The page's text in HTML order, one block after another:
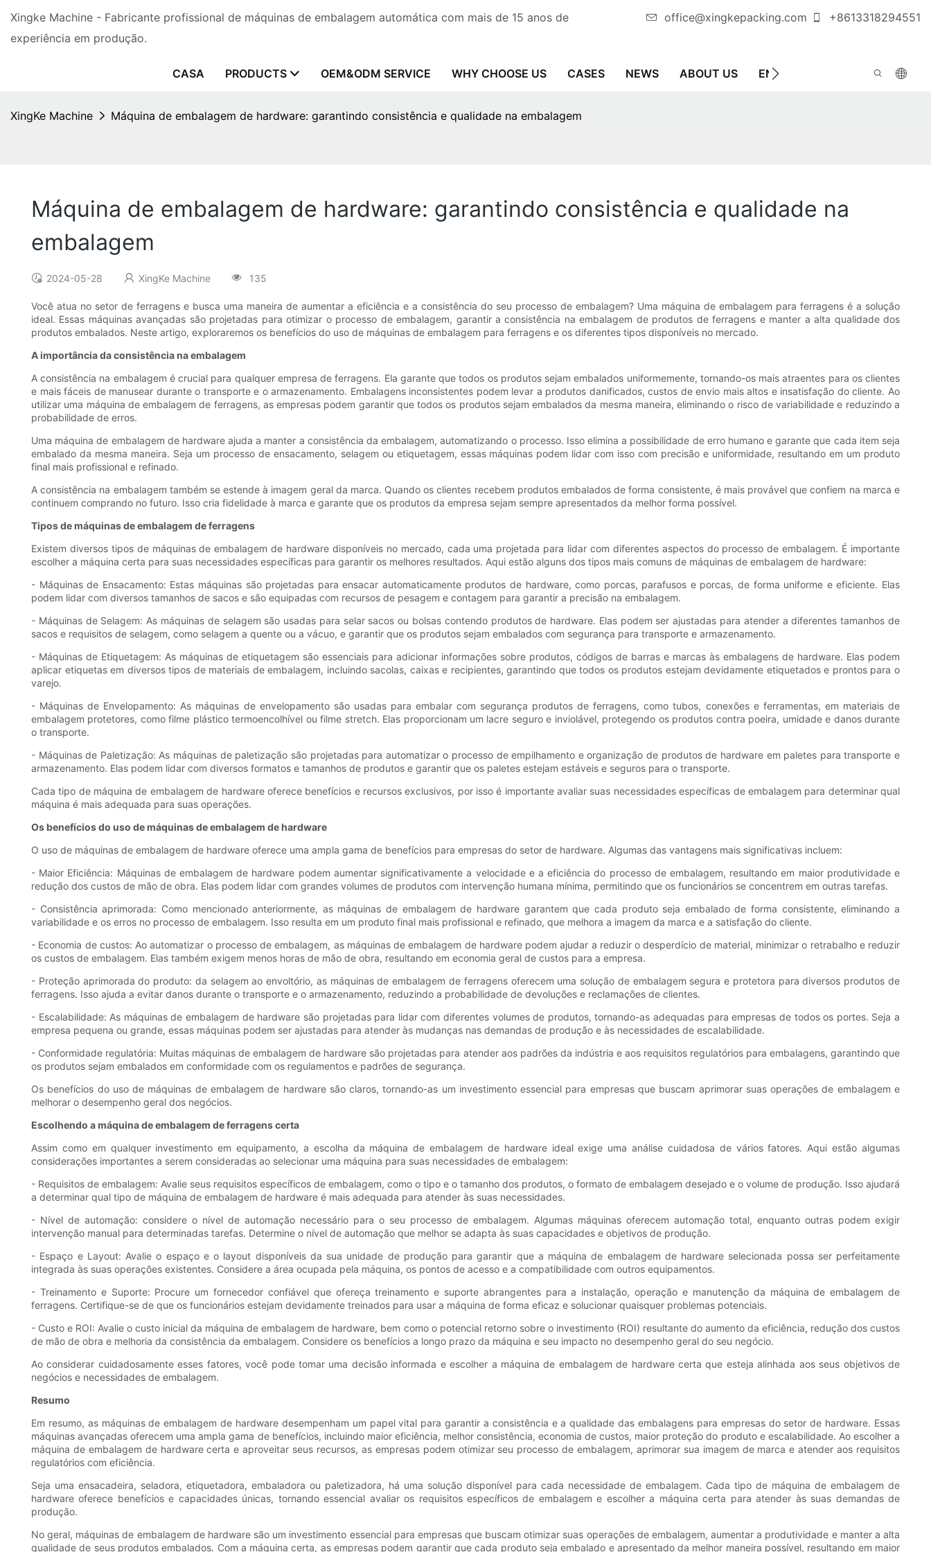
Xingke Machine - Fabricante profissional de máquinas de embalagem automática com mais de 15 anos de
experiência em produção.
office@xingkepacking.com +8613318294551
CASA PRODUCTS OEM&ODM SERVICE WHY CHOOSE US CASES NEWS ABOUT US ENTRE EM CONTATO
XingKe Machine Máquina de embalagem de hardware: garantindo consistência e qualidade na embalagem
Máquina de embalagem de hardware: garantindo consistência e qualidade na
embalagem
2024-05-28 XingKe Machine 135
Você atua no setor de ferragens e busca uma maneira de aumentar a eficiência e a consistência do seu processo de embalagem? Uma máquina de embalagem para ferragens é a solução
ideal. Essas máquinas avançadas são projetadas para otimizar o processo de embalagem, garantir a consistência na embalagem de produtos de ferragens e manter a alta qualidade dos
produtos embalados. Neste artigo, exploraremos os benefícios do uso de máquinas de embalagem para ferragens e os diferentes tipos disponíveis no mercado.
A importância da consistência na embalagem
A consistência na embalagem é crucial para qualquer empresa de ferragens. Ela garante que todos os produtos sejam embalados uniformemente, tornando-os mais atraentes para os clientes
e mais fáceis de manusear durante o transporte e o armazenamento. Embalagens inconsistentes podem levar a produtos danificados, custos de envio mais altos e insatisfação do cliente. Ao
utilizar uma máquina de embalagem de ferragens, as empresas podem garantir que todos os produtos sejam embalados da mesma maneira, eliminando o risco de variabilidade e reduzindo a
probabilidade de erros.
Uma máquina de embalagem de hardware ajuda a manter a consistência da embalagem, automatizando o processo. Isso elimina a possibilidade de erro humano e garante que cada item seja
embalado da mesma maneira. Seja um processo de ensacamento, selagem ou etiquetagem, essas máquinas podem lidar com isso com precisão e uniformidade, resultando em um produto
final mais profissional e refinado.
A consistência na embalagem também se estende à imagem geral da marca. Quando os clientes recebem produtos embalados de forma consistente, é mais provável que confiem na marca e
continuem comprando no futuro. Isso cria fidelidade à marca e garante que os produtos da empresa sejam sempre apresentados da melhor forma possível.
Tipos de máquinas de embalagem de ferragens
Existem diversos tipos de máquinas de embalagem de hardware disponíveis no mercado, cada uma projetada para lidar com diferentes aspectos do processo de embalagem. É importante
escolher a máquina certa para suas necessidades específicas para garantir os melhores resultados. Aqui estão alguns dos tipos mais comuns de máquinas de embalagem de hardware:
- Máquinas de Ensacamento: Estas máquinas são projetadas para ensacar automaticamente produtos de hardware, como porcas, parafusos e porcas, de forma uniforme e eficiente. Elas
podem lidar com diversos tamanhos de sacos e são equipadas com recursos de pesagem e contagem para garantir a precisão na embalagem.
- Máquinas de Selagem: As máquinas de selagem são usadas para selar sacos ou bolsas contendo produtos de hardware. Elas podem ser ajustadas para atender a diferentes tamanhos de
sacos e requisitos de selagem, como selagem a quente ou a vácuo, e garantir que os produtos sejam embalados com segurança para transporte e armazenamento.
- Máquinas de Etiquetagem: As máquinas de etiquetagem são essenciais para adicionar informações sobre produtos, códigos de barras e marcas às embalagens de hardware. Elas podem
aplicar etiquetas em diversos tipos de materiais de embalagem, incluindo sacolas, caixas e recipientes, garantindo que todos os produtos estejam devidamente etiquetados e prontos para o
varejo.
- Máquinas de Envelopamento: As máquinas de envelopamento são usadas para embalar com segurança produtos de ferragens, como tubos, conexões e ferramentas, em materiais de
embalagem protetores, como filme plástico termoencolhível ou filme stretch. Elas proporcionam um lacre seguro e inviolável, protegendo os produtos contra poeira, umidade e danos durante
o transporte.
- Máquinas de Paletização: As máquinas de paletização são projetadas para automatizar o processo de empilhamento e organização de produtos de hardware em paletes para transporte e
armazenamento. Elas podem lidar com diversos formatos e tamanhos de produtos e garantir que os paletes estejam estáveis ​​e seguros para o transporte.
Cada tipo de máquina de embalagem de hardware oferece benefícios e recursos exclusivos, por isso é importante avaliar suas necessidades específicas de embalagem para determinar qual
máquina é mais adequada para suas operações.
Os benefícios do uso de máquinas de embalagem de hardware
O uso de máquinas de embalagem de hardware oferece uma ampla gama de benefícios para empresas do setor de hardware. Algumas das vantagens mais significativas incluem:
- Maior Eficiência: Máquinas de embalagem de hardware podem aumentar significativamente a velocidade e a eficiência do processo de embalagem, resultando em maior produtividade e
redução dos custos de mão de obra. Elas podem lidar com grandes volumes de produtos com intervenção humana mínima, permitindo que os funcionários se concentrem em outras tarefas.
- Consistência aprimorada: Como mencionado anteriormente, as máquinas de embalagem de hardware garantem que cada produto seja embalado de forma consistente, eliminando a
variabilidade e os erros no processo de embalagem. Isso resulta em um produto final mais profissional e refinado, que melhora a imagem da marca e a satisfação do cliente.
- Economia de custos: Ao automatizar o processo de embalagem, as máquinas de embalagem de hardware podem ajudar a reduzir o desperdício de material, minimizar o retrabalho e reduzir
os custos de embalagem. Elas também exigem menos horas de mão de obra, resultando em economia geral de custos para a empresa.
- Proteção aprimorada do produto: da selagem ao envoltório, as máquinas de embalagem de ferragens oferecem uma solução de embalagem segura e protetora para diversos produtos de
ferragens. Isso ajuda a evitar danos durante o transporte e o armazenamento, reduzindo a probabilidade de devoluções e reclamações de clientes.
- Escalabilidade: As máquinas de embalagem de hardware são projetadas para lidar com diferentes volumes de produtos, tornando-as adequadas para empresas de todos os portes. Seja a
empresa pequena ou grande, essas máquinas podem ser ajustadas para atender às mudanças nas demandas de produção e às necessidades de escalabilidade.
- Conformidade regulatória: Muitas máquinas de embalagem de hardware são projetadas para atender aos padrões da indústria e aos requisitos regulatórios para embalagens, garantindo que
os produtos sejam embalados em conformidade com os regulamentos e padrões de segurança.
Os benefícios do uso de máquinas de embalagem de hardware são claros, tornando-as um investimento essencial para empresas que buscam aprimorar suas operações de embalagem e
melhorar o desempenho geral dos negócios.
Escolhendo a máquina de embalagem de ferragens certa
Assim como em qualquer investimento em equipamento, a escolha da máquina de embalagem de hardware ideal exige uma análise cuidadosa de vários fatores. Aqui estão algumas
considerações importantes a serem consideradas ao selecionar uma máquina para suas necessidades de embalagem:
- Requisitos de embalagem: Avalie seus requisitos específicos de embalagem, como o tipo e o tamanho dos produtos, o formato de embalagem desejado e o volume de produção. Isso ajudará
a determinar qual tipo de máquina de embalagem de hardware é mais adequada para atender às suas necessidades.
- Nível de automação: considere o nível de automação necessário para o seu processo de embalagem. Algumas máquinas oferecem automação total, enquanto outras podem exigir
intervenção manual para determinadas tarefas. Determine o nível de automação que melhor se adapta às suas capacidades e objetivos de produção.
- Espaço e Layout: Avalie o espaço e o layout disponíveis da sua unidade de produção para garantir que a máquina de embalagem de hardware selecionada possa ser perfeitamente
integrada às suas operações existentes. Considere a área ocupada pela máquina, os pontos de acesso e a compatibilidade com outros equipamentos.
- Treinamento e Suporte: Procure um fornecedor confiável que ofereça treinamento e suporte abrangentes para a instalação, operação e manutenção da máquina de embalagem de
ferragens. Certifique-se de que os funcionários estejam devidamente treinados para usar a máquina de forma eficaz e solucionar quaisquer problemas potenciais.
- Custo e ROI: Avalie o custo inicial da máquina de embalagem de hardware, bem como o potencial retorno sobre o investimento (ROI) resultante do aumento da eficiência, redução dos custos
de mão de obra e melhoria da consistência da embalagem. Considere os benefícios a longo prazo da máquina e seu impacto no desempenho geral do seu negócio.
Ao considerar cuidadosamente esses fatores, você pode tomar uma decisão informada e escolher a máquina de embalagem de hardware certa que esteja alinhada aos seus objetivos de
negócios e necessidades de embalagem.
Resumo
Em resumo, as máquinas de embalagem de hardware desempenham um papel vital para garantir a consistência e a qualidade das embalagens para empresas do setor de hardware. Essas
máquinas avançadas oferecem uma ampla gama de benefícios, incluindo maior eficiência, melhor consistência, economia de custos, maior proteção do produto e escalabilidade. Ao escolher a
máquina de embalagem de hardware certa e aproveitar seus recursos, as empresas podem otimizar seu processo de embalagem, aprimorar sua imagem de marca e atender aos requisitos
regulatórios com eficiência.
Seja uma ensacadeira, seladora, etiquetadora, embaladora ou paletizadora, há uma solução disponível para cada necessidade de embalagem. Cada tipo de máquina de embalagem de
hardware oferece benefícios e capacidades únicas, tornando essencial avaliar os requisitos específicos de embalagem e escolher a máquina certa para atender às suas demandas de
produção.
No geral, máquinas de embalagem de hardware são um investimento essencial para empresas que buscam otimizar suas operações de embalagem, aumentar a produtividade e manter a alta
qualidade de seus produtos embalados. Com a máquina certa, as empresas podem garantir que cada produto seja embalado e apresentado da melhor maneira possível, resultando em maior